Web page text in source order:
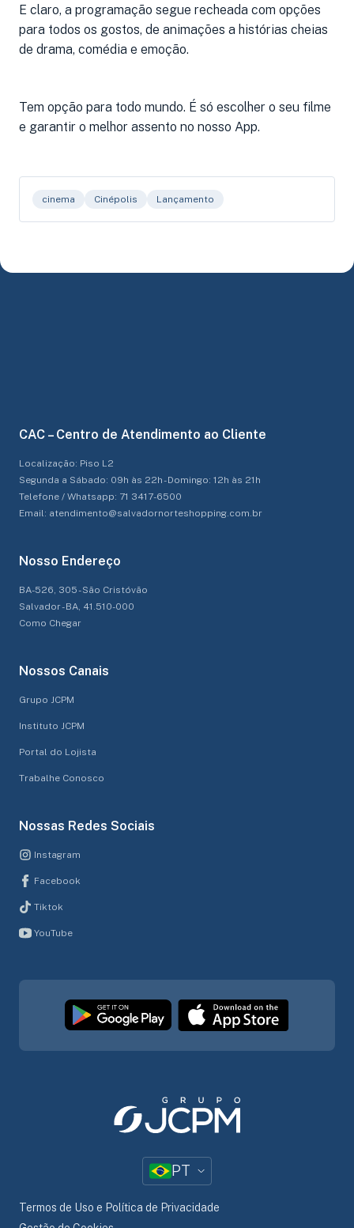
E claro, a programação segue recheada com opções
para todos os gostos, de animações a histórias cheias
de drama, comédia e emoção.
Tem opção para todo mundo. É só escolher o seu filme
e garantir o melhor assento no nosso App.
cinema Cinépolis Lançamento
CAC – Centro de Atendimento ao Cliente
Localização: Piso L2
Segunda a Sábado: 09h às 22h - Domingo: 12h às 21h
Telefone / Whatsapp: 71 3417-6500
Email: atendimento@salvadornorteshopping.com.br
Nosso Endereço
BA-526, 305 - São Cristóvão
Salvador - BA, 41.510-000
Como Chegar
Nossos Canais
Grupo JCPM
Instituto JCPM
Portal do Lojista
Trabalhe Conosco
Nossas Redes Sociais
Instagram
Facebook
Tiktok
YouTube
PT
Termos de Uso e Política de Privacidade